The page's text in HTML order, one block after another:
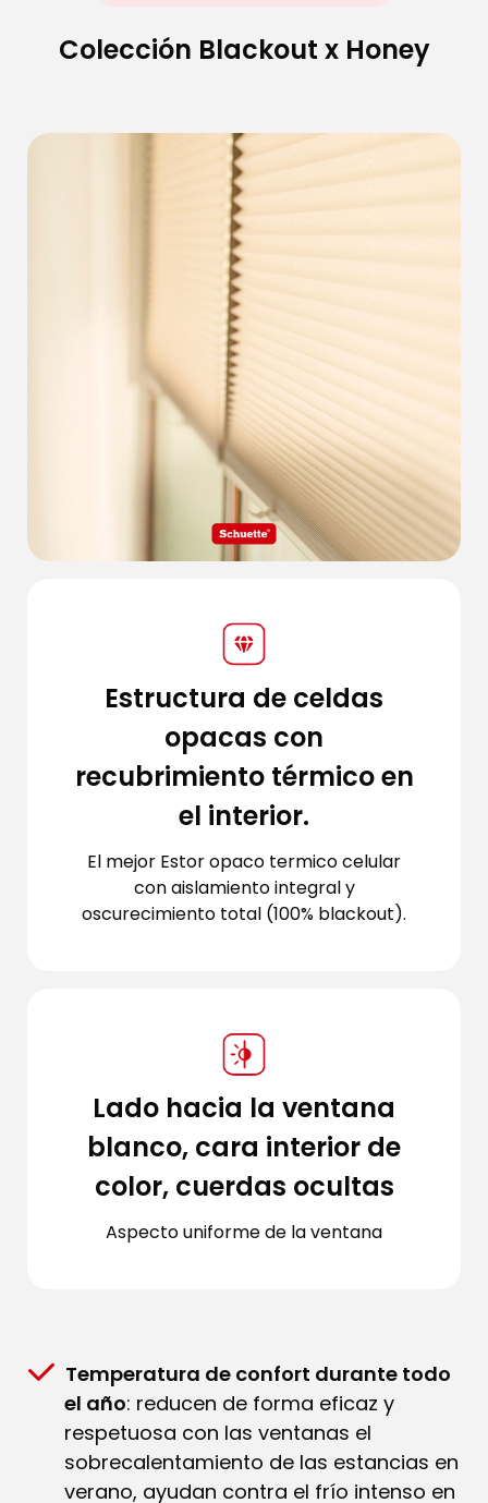
Colección Blackout x Honey
Estructura de celdas
opacas con
recubrimiento térmico en
el interior.
El mejor Estor opaco termico celular
con aislamiento integral y
oscurecimiento total (100% blackout).
Lado hacia la ventana
blanco, cara interior de
color, cuerdas ocultas
Aspecto uniforme de la ventana
Temperatura de confort durante todo
el año: reducen de forma eficaz y
respetuosa con las ventanas el
sobrecalentamiento de las estancias en
verano, ayudan contra el frío intenso en